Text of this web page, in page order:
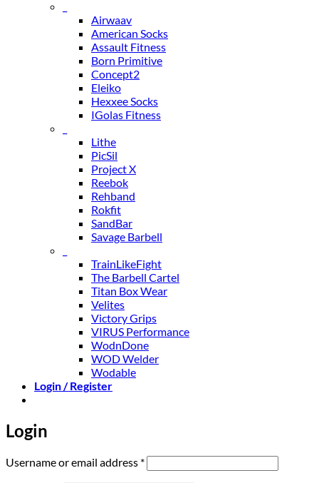
Airwaav
American Socks
Assault Fitness
Born Primitive
Concept2
Eleiko
Hexxee Socks
IGolas Fitness
Lithe
PicSil
Project X
Reebok
Rehband
Rokfit
SandBar
Savage Barbell
TrainLikeFight
The Barbell Cartel
Titan Box Wear
Velites
Victory Grips
VIRUS Performance
WodnDone
WOD Welder
Wodable
Login / Register
Login
Username or email address *Required